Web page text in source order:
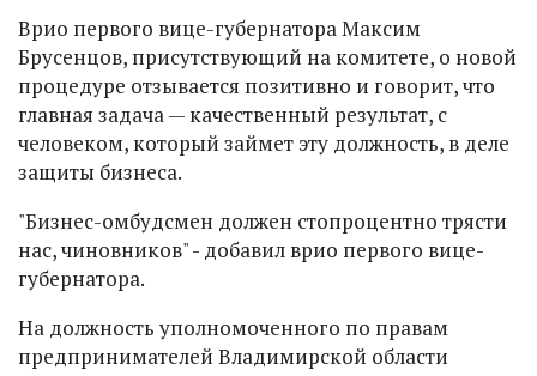
Врио первого вице-губернатора Максим
Брусенцов, присутствующий на комитете, о новой
процедуре отзывается позитивно и говорит, что
главная задача — качественный результат, с
человеком, который займет эту должность, в деле
защиты бизнеса.
"Бизнес-омбудсмен должен стопроцентно трясти
нас, чиновников" - добавил врио первого вице-
губернатора.
На должность уполномоченного по правам
предпринимателей Владимирской области